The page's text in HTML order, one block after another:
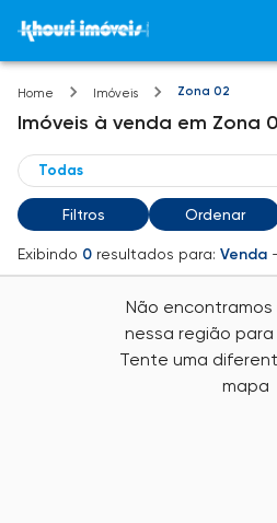
Home Imóveis Zona 02
Imóveis à venda em Zona
Filtros Ordenar
Exibindo 0 resultados para: Venda
Não
nessa região
Tente uma
mapa